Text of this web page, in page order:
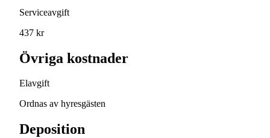
Serviceavgift
437 kr
Övriga kostnader
Elavgift
Ordnas av hyresgästen
Deposition